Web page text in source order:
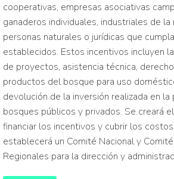
cooperativas, empresas asociativas
ganaderos individuales, industriales de
personas naturales o jurídicas que
establecidos. Estos incentivos incluyen
de proyectos, asistencia técnica,
productos del bosque para uso
devolución de la inversión realizada en
bosques públicos y privados. Se creará
financiar los incentivos y cubrir los
establecerá un Comité Nacional y
Regionales para la dirección y